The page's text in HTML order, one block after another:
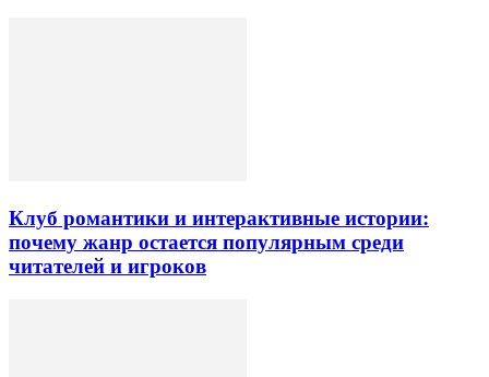
Клуб романтики и интерактивные истории:
почему жанр остается популярным среди
читателей и игроков